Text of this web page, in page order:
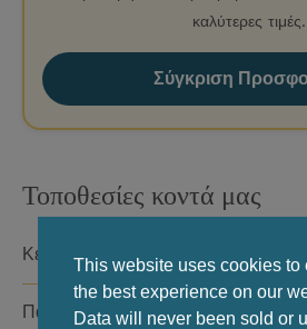
This website uses cookies to
the best experience on our
Data will never been sold or
καλύτερες τιμές.
Σύγκριση
Τοποθεσίες κοντά μας
Κεδρόδασος
Παλιόχωρα